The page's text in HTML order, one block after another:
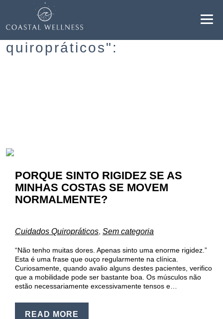
AGENDAR
EN
Resultados para "cuidados
quiropráticos":
PORQUE SINTO RIGIDEZ SE AS
MINHAS COSTAS SE MOVEM
NORMALMENTE?
Cuidados Quiropráticos, Sem categoria
“Não tenho muitas dores. Apenas sinto uma enorme rigidez.”
Esta é uma frase que ouço regularmente na clínica.
Curiosamente, quando avalio alguns destes pacientes, verifico
que a mobilidade pode ser bastante boa. Os músculos não
estão necessariamente excessivamente tensos e…
READ MORE